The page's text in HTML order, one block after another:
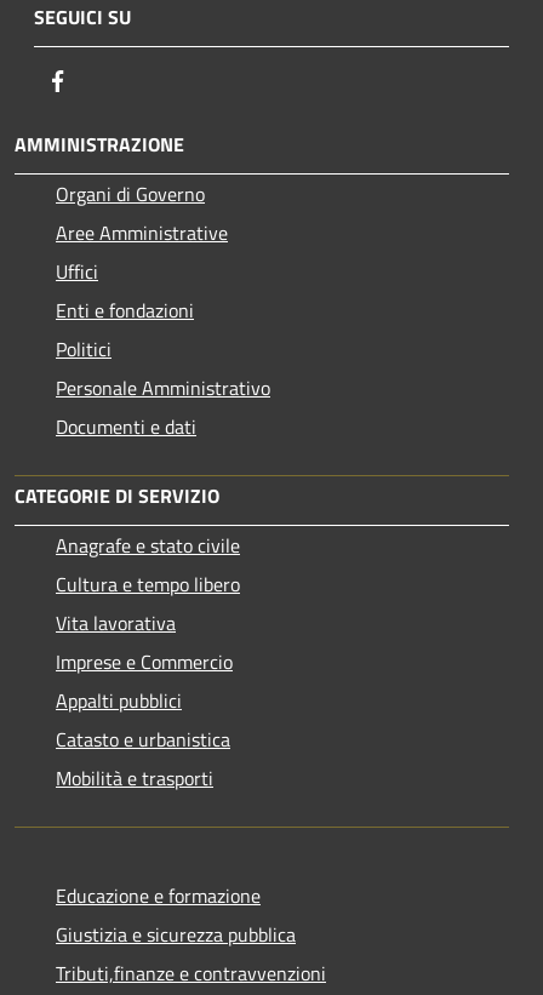
SEGUICI SU
AMMINISTRAZIONE
Organi di Governo
Aree Amministrative
Uffici
Enti e fondazioni
Politici
Personale Amministrativo
Documenti e dati
CATEGORIE DI SERVIZIO
Anagrafe e stato civile
Cultura e tempo libero
Vita lavorativa
Imprese e Commercio
Appalti pubblici
Catasto e urbanistica
Mobilità e trasporti
Educazione e formazione
Giustizia e sicurezza pubblica
Tributi,finanze e contravvenzioni